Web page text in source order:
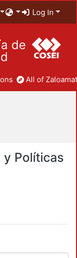
Log In
de
All of
y Políticas